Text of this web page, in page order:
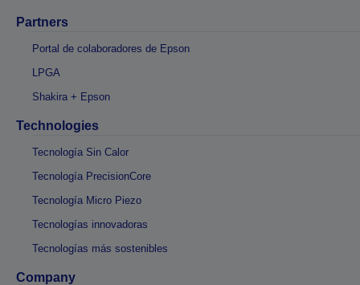
Partners
Portal de colaboradores de Epson
LPGA
Shakira + Epson
Technologies
Tecnología Sin Calor
Tecnología PrecisionCore
Tecnología Micro Piezo
Tecnologías innovadoras
Tecnologías más sostenibles
Company